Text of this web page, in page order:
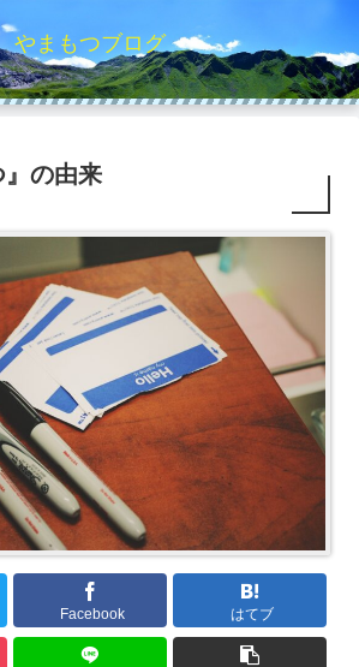
やまもつブログ
』の由来
Facebook はてブ